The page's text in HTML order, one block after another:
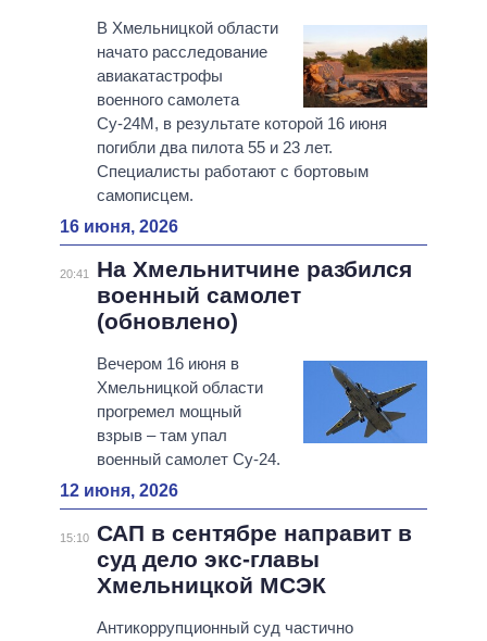
В Хмельницкой области
начато расследование
авиакатастрофы
военного самолета
Су-24М, в результате которой 16 июня
погибли два пилота 55 и 23 лет.
Специалисты работают с бортовым
самописцем.
16 июня, 2026
20:41
На Хмельнитчине разбился
военный самолет
(обновлено)
Вечером 16 июня в
Хмельницкой области
прогремел мощный
взрыв – там упал
военный самолет Су-24.
12 июня, 2026
15:10 САП в сентябре направит в
суд дело экс-главы
Хмельницкой МСЭК
Антикоррупционный суд частично